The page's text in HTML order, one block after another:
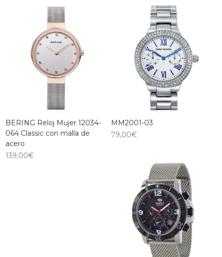
BERING Reloj Mujer 12034-
064 Classic con malla de
acero
139,00€
MM2001-03
79,00€